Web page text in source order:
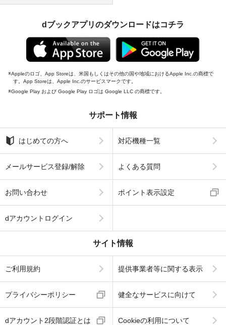
dブックアプリのダウンロードはコチラ
Appleのロゴ、App Storeは、米国もしくはその他の国や地域におけるApple Inc.の商標で
す。App Storeは、Apple Inc.のサービスマークです。
Google Play および Google Play ロゴは Google LLC の商標です。
サポート情報
はじめての方へ 対応機種一覧
メールサービス登録/解除 よくある質問
お問い合わせ ポイント表示設定
dアカウントログイン
サイト情報
ご利用規約 提供事業者等に関する表示
プライバシーポリシー 健全なサービスに向けて
dアカウント2段階認証とは Cookieの利用について